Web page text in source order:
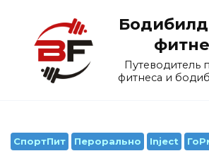
содержанию
Путеводитель
фитнеса и
СпортПит Перорально Inject